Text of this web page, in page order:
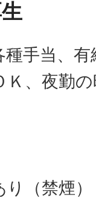
手当、有
Ｋ、夜勤
（禁煙）